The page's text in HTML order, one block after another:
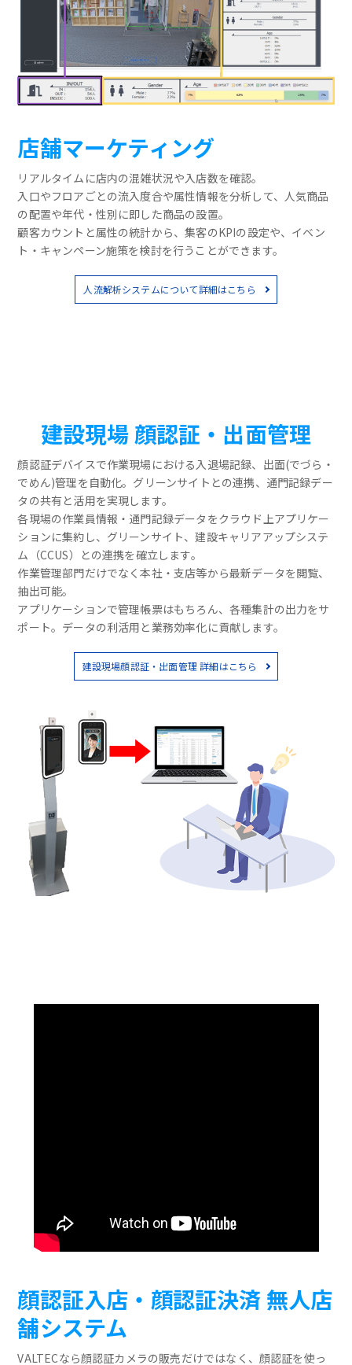
店舗マーケティング
リアルタイムに店内の混雑状況や入店数を確認。
入口やフロアごとの流入度合や属性情報を分析して、人気商品
の配置や年代・性別に即した商品の設置。
顧客カウントと属性の統計から、集客のKPIの設定や、イベン
ト・キャンペーン施策を検討を行うことができます。
人流解析システムについて詳細はこちら
建設現場 顔認証・出面管理
顔認証デバイスで作業現場における入退場記録、出面(でづら・
でめん)管理を自動化。グリーンサイトとの連携、通門記録デー
タの共有と活用を実現します。
各現場の作業員情報・通門記録データをクラウド上アプリケー
ションに集約し、グリーンサイト、建設キャリアアップシステ
ム（CCUS）との連携を確立します。
作業管理部門だけでなく本社・支店等から最新データを閲覧、
抽出可能。
アプリケーションで管理帳票はもちろん、各種集計の出力をサ
ポート。データの利活用と業務効率化に貢献します。
建設現場顔認証・出面管理 詳細はこちら
顔認証入店・顔認証決済 無人店
舗システム
VALTECなら顔認証カメラの販売だけではなく、顔認証を使っ